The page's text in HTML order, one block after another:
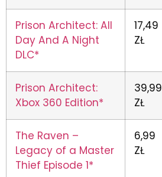
Prison Architect: All
Day And A Night
DLC*
17,49
ZŁ
Prison Architect:
Xbox 360 Edition*
39,99
ZŁ
The Raven –
Legacy of a Master
Thief Episode 1*
6,99
ZŁ